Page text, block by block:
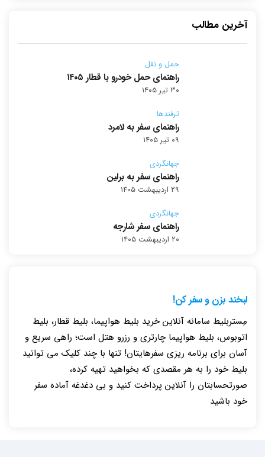
آخرین مطالب
حمل و نقل
راهنمای حمل خودرو با قطار ۱۴۰۵
۳۰ تیر ۱۴۰۵
ترفندها
راهنمای سفر به لامرد
۰۹ تیر ۱۴۰۵
جهانگردی
راهنمای سفر به برلین
۲۹ اردیبهشت ۱۴۰۵
جهانگردی
راهنمای سفر شارجه
۲۰ اردیبهشت ۱۴۰۵
لبخند بزن و سفر کن!
مِستربلیط سامانه آنلاین خرید بلیط هواپیما، بلیط قطار، بلیط
اتوبوس، بلیط هواپیما چارتری و رزرو هتل است؛ راهی سریع و
آسان برای برنامه ریزی سفرهایتان! تنها با چند کلیک می توانید
بلیط خود را به هر مقصدی که بخواهید تهیه کرده،
صورتحسابتان را آنلاین پرداخت کنید و بی دغدغه آماده سفر
خود باشید